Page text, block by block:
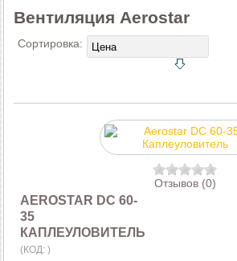
Вентиляция Aerostar
Сортировка:
Отзывов (0)
AEROSTAR DC 60-
35
КАПЛЕУЛОВИТЕЛЬ
(КОД: )